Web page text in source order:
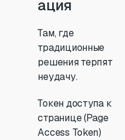
ация
Там, где
традиционные
решения терпят
неудачу.
Токен доступа к
странице (Page
Access Token)